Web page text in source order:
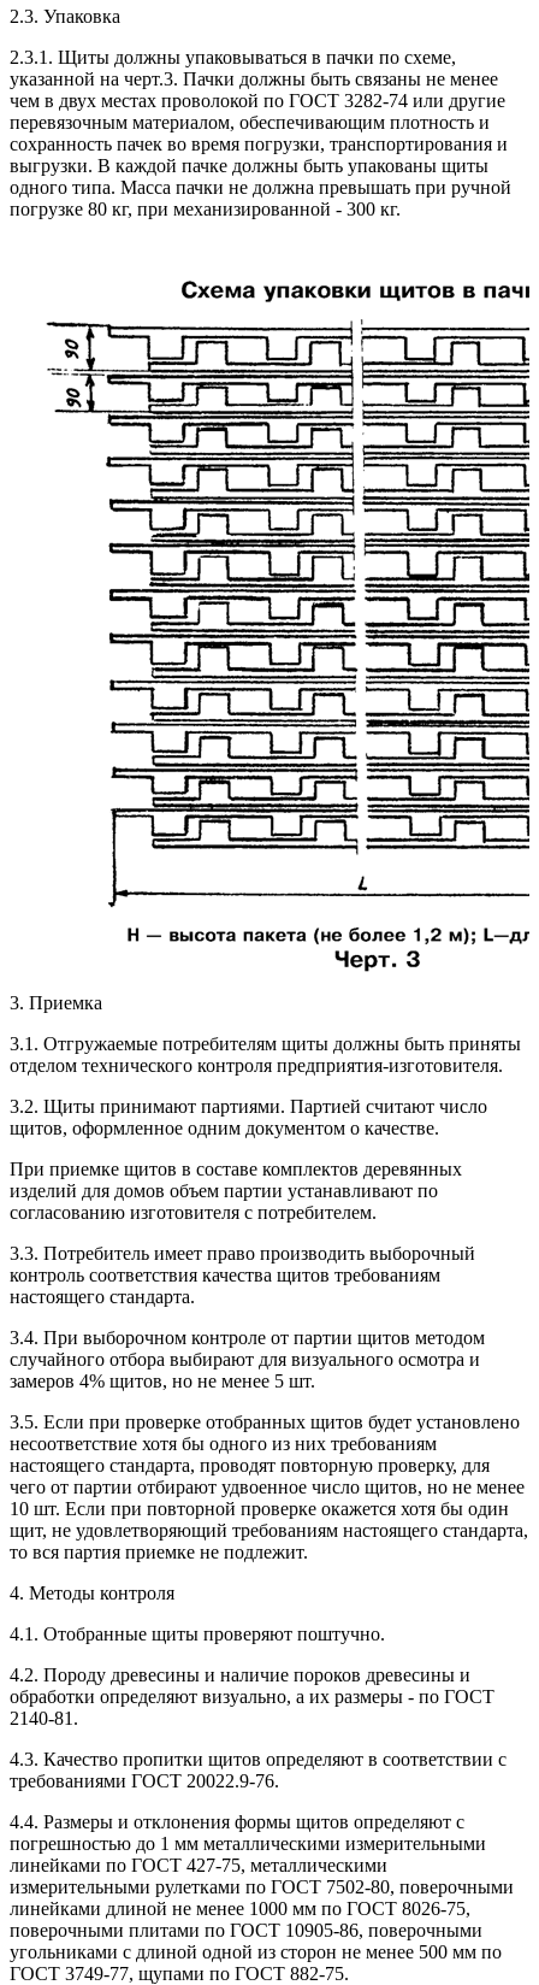
2.3. Упаковка
2.3.1. Щиты должны упаковываться в пачки по схеме,
указанной на черт.3. Пачки должны быть связаны не менее
чем в двух местах проволокой по ГОСТ 3282-74 или другие
перевязочным материалом, обеспечивающим плотность и
сохранность пачек во время погрузки, транспортирования и
выгрузки. В каждой пачке должны быть упакованы щиты
одного типа. Масса пачки не должна превышать при ручной
погрузке 80 кг, при механизированной - 300 кг.
3. Приемка
3.1. Отгружаемые потребителям щиты должны быть приняты
отделом технического контроля предприятия-изготовителя.
3.2. Щиты принимают партиями. Партией считают число
щитов, оформленное одним документом о качестве.
При приемке щитов в составе комплектов деревянных
изделий для домов объем партии устанавливают по
согласованию изготовителя с потребителем.
3.3. Потребитель имеет право производить выборочный
контроль соответствия качества щитов требованиям
настоящего стандарта.
3.4. При выборочном контроле от партии щитов методом
случайного отбора выбирают для визуального осмотра и
замеров 4% щитов, но не менее 5 шт.
3.5. Если при проверке отобранных щитов будет установлено
несоответствие хотя бы одного из них требованиям
настоящего стандарта, проводят повторную проверку, для
чего от партии отбирают удвоенное число щитов, но не менее
10 шт. Если при повторной проверке окажется хотя бы один
щит, не удовлетворяющий требованиям настоящего стандарта,
то вся партия приемке не подлежит.
4. Методы контроля
4.1. Отобранные щиты проверяют поштучно.
4.2. Породу древесины и наличие пороков древесины и
обработки определяют визуально, а их размеры - по ГОСТ
2140-81.
4.3. Качество пропитки щитов определяют в соответствии с
требованиями ГОСТ 20022.9-76.
4.4. Размеры и отклонения формы щитов определяют с
погрешностью до 1 мм металлическими измерительными
линейками по ГОСТ 427-75, металлическими
измерительными рулетками по ГОСТ 7502-80, поверочными
линейками длиной не менее 1000 мм по ГОСТ 8026-75,
поверочными плитами по ГОСТ 10905-86, поверочными
угольниками с длиной одной из сторон не менее 500 мм по
ГОСТ 3749-77, щупами по ГОСТ 882-75.